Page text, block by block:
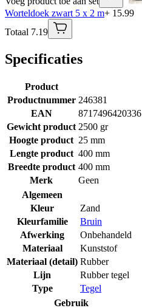
Worteldoek zwart 5 x 2 m+ 15.99
Totaal 7.19
Specificaties
Product
Productnummer 246381
EAN
8717496420336
Gewicht product 2500 gr
Hoogte product 25 mm
Lengte product 400 mm
Breedte product 400 mm
Merk
Geen
Algemeen
Kleur
Zand
Kleurfamilie
Bruin
Afwerking
Onbehandeld
Materiaal
Kunststof
Materiaal (detail) Rubber
Lijn
Rubber tegel
Type
Tegel
Gebruik